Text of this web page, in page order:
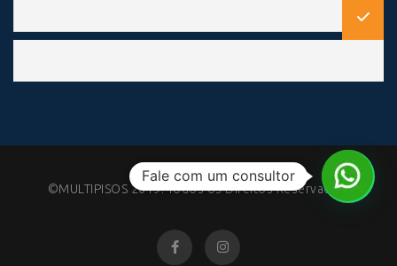
©MULTIPISOS 2019. Todos os Direitos Reservados.
Fale com um consultor